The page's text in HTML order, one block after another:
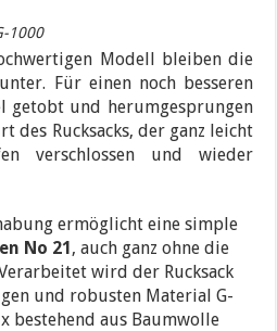
1000
Modell bleiben die
Für einen noch besseren
getobt und herumgesprungen
des Rucksacks, der ganz leicht
verschlossen und wieder
ermöglicht eine simple
No 21, auch ganz ohne die
wird der Rucksack
und robusten Material G-
bestehend aus Baumwolle